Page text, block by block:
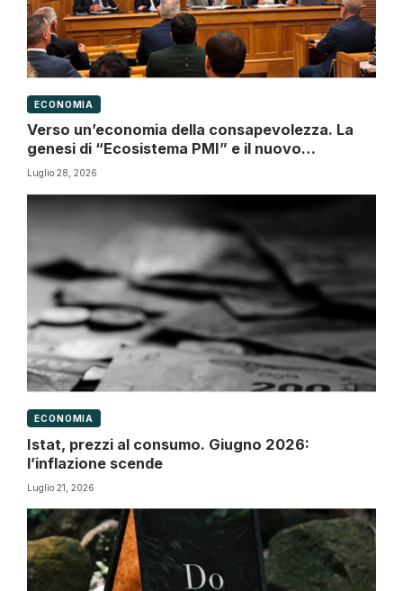
ECONOMIA
Verso un’economia della consapevolezza. La
genesi di “Ecosistema PMI” e il nuovo
paradigma della Governance d’impresa
Luglio 28, 2026
ECONOMIA
Istat, prezzi al consumo. Giugno 2026:
l’inflazione scende
Luglio 21, 2026